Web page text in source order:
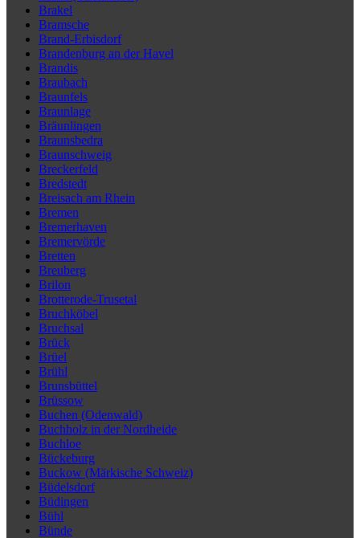
Brakel
Bramsche
Brand-Erbisdorf
Brandenburg an der Havel
Brandis
Braubach
Braunfels
Braunlage
Bräunlingen
Braunsbedra
Braunschweig
Breckerfeld
Bredstedt
Breisach am Rhein
Bremen
Bremerhaven
Bremervörde
Bretten
Breuberg
Brilon
Brotterode-Trusetal
Bruchköbel
Bruchsal
Brück
Brüel
Brühl
Brunsbüttel
Brüssow
Buchen (Odenwald)
Buchholz in der Nordheide
Buchloe
Bückeburg
Buckow (Märkische Schweiz)
Büdelsdorf
Büdingen
Bühl
Bünde